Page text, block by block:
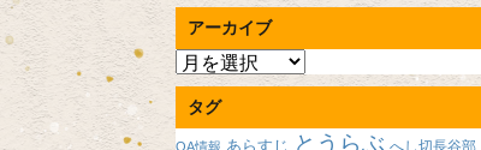
アーカイブ
ア
ー
カ
イ
タグ
OA情報 あらすじ とうらぶ へし切長谷部